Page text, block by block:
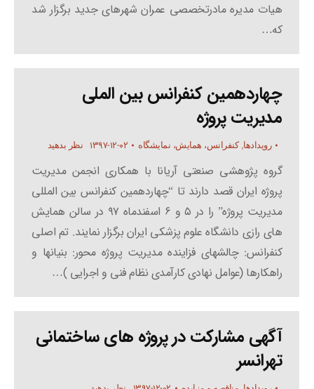
هیات مدیره مادرتخصصی عمران شهرهای جدید برگزار شد
که…
چهاردهمین کنفرانس بین الملی
مدیریت پروژه
رویدادها,کنفرانس، همایش، نمایشگاه ۱۳۹۷-۱۲-۰۲ نظر بدهید
گروه پژوهشی صنعتی آریانا با همکاری انجمن مدیریت
پروژه ایران قصد دارند تا “چهاردهمین کنفرانس بین المللی
مدیریت پروژه” را در ۵ و ۶ اسفندماه ۹۷ در سالن همایش
های رازی دانشگاه علوم پزشکی ایران برگزار نمایند. تم اصلی
کنفرانس: چالشهای فزاینده مدیریت پروژه محور: بنیانها و
راهکارها (عوامل نهادی کارآمدی نظام فنی و اجرایی )…
آگهی مشارکت در پروژه های ساختمانی
تهرانسر